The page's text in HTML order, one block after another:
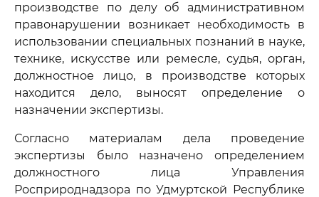
производстве по делу об административном
правонарушении возникает необходимость в
использовании специальных познаний в науке,
технике, искусстве или ремесле, судья, орган,
должностное лицо, в производстве которых
находится дело, выносят определение о
назначении экспертизы.
Согласно материалам дела проведение
экспертизы было назначено определением
должностного лица Управления
Росприроднадзора по Удмуртской Республике